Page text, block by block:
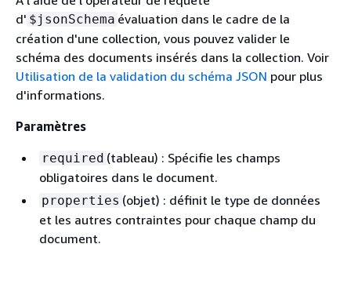
d' $jsonSchema évaluation dans le cadre de la
création d'une collection, vous pouvez valider le
schéma des documents insérés dans la collection. Voir
Utilisation de la validation du schéma JSON pour plus
d'informations.
Paramètres
required (tableau) : Spécifie les champs
obligatoires dans le document.
properties (objet) : définit le type de données
et les autres contraintes pour chaque champ du
document.